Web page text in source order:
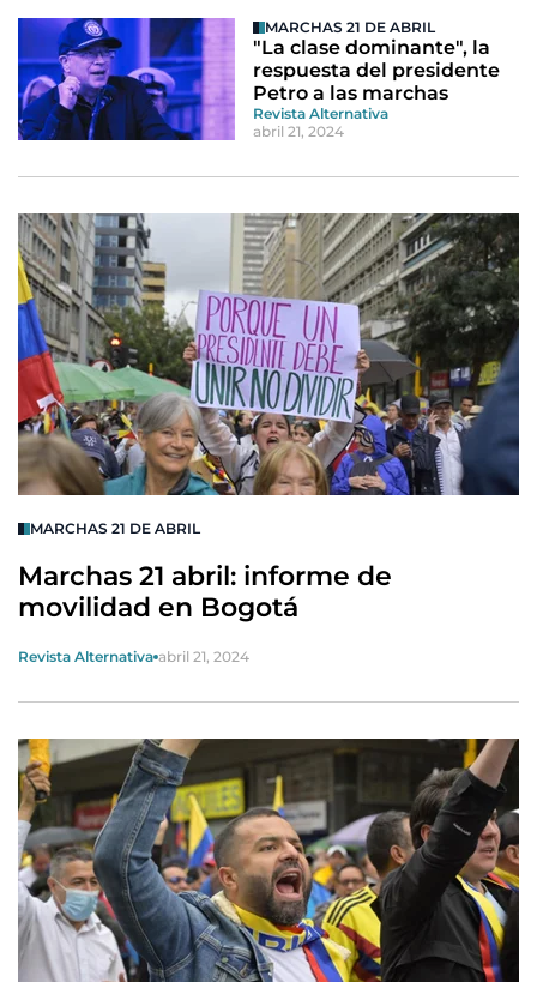
MARCHAS 21 DE ABRIL
"La clase dominante", la
respuesta del presidente
Petro a las marchas
Revista Alternativa
abril 21, 2024
MARCHAS 21 DE ABRIL
Marchas 21 abril: informe de
movilidad en Bogotá
Revista Alternativa abril 21, 2024